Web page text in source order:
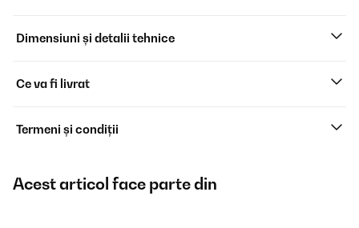
Dimensiuni și detalii tehnice
Ce va fi livrat
Termeni și condiții
Acest articol face parte din